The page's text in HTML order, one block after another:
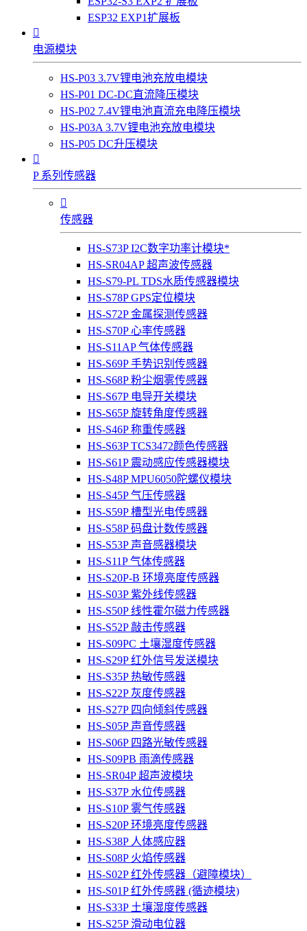
ESP32 EXP1扩展板

电源模块
HS-P03 3.7V锂电池充放电模块
HS-P01 DC-DC直流降压模块
HS-P02 7.4V锂电池直流充电降压模块
HS-P03A 3.7V锂电池充放电模块
HS-P05 DC升压模块

P 系列传感器

传感器
HS-S73P I2C数字功率计模块*
HS-SR04AP 超声波传感器
HS-S79-PL TDS水质传感器模块
HS-S78P GPS定位模块
HS-S72P 金属探测传感器
HS-S70P 心率传感器
HS-S11AP 气体传感器
HS-S69P 手势识别传感器
HS-S68P 粉尘烟雾传感器
HS-S67P 电导开关模块
HS-S65P 旋转角度传感器
HS-S46P 称重传感器
HS-S63P TCS3472颜色传感器
HS-S61P 震动感应传感器模块
HS-S48P MPU6050陀螺仪模块
HS-S45P 气压传感器
HS-S59P 槽型光电传感器
HS-S58P 码盘计数传感器
HS-S53P 声音感器模块
HS-S11P 气体传感器
HS-S20P-B 环境亮度传感器
HS-S03P 紫外线传感器
HS-S50P 线性霍尔磁力传感器
HS-S52P 敲击传感器
HS-S09PC 土壤湿度传感器
HS-S29P 红外信号发送模块
HS-S35P 热敏传感器
HS-S22P 灰度传感器
HS-S27P 四向倾斜传感器
HS-S05P 声音传感器
HS-S06P 四路光敏传感器
HS-S09PB 雨滴传感器
HS-SR04P 超声波模块
HS-S37P 水位传感器
HS-S10P 雾气传感器
HS-S20P 环境亮度传感器
HS-S38P 人体感应器
HS-S08P 火焰传感器
HS-S02P 红外传感器（避障模块）
HS-S01P 红外传感器 (循迹模块)
HS-S33P 土壤湿度传感器
HS-S25P 滑动电位器